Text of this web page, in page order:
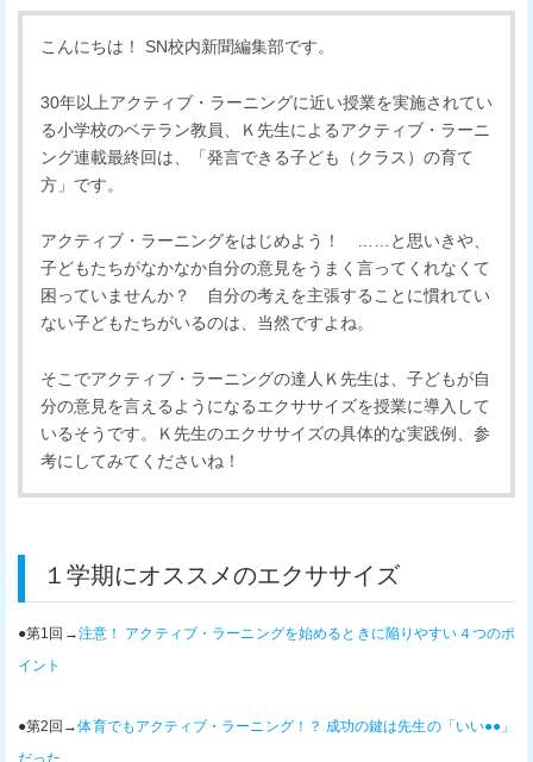
こんにちは！ SN校内新聞編集部です。
30年以上アクティブ・ラーニングに近い授業を実施されてい
る小学校のベテラン教員、Ｋ先生によるアクティブ・ラーニ
ング連載最終回は、「発言できる子ども（クラス）の育て
方」です。
アクティブ・ラーニングをはじめよう！ ……と思いきや、
子どもたちがなかなか自分の意見をうまく言ってくれなくて
困っていませんか？ 自分の考えを主張することに慣れてい
ない子どもたちがいるのは、当然ですよね。
そこでアクティブ・ラーニングの達人Ｋ先生は、子どもが自
分の意見を言えるようになるエクササイズを授業に導入して
いるそうです。Ｋ先生のエクササイズの具体的な実践例、参
考にしてみてくださいね！
１学期にオススメのエクササイズ
●第1回→注意！ アクティブ・ラーニングを始めるときに陥りやすい４つのポ
イント
●第2回→体育でもアクティブ・ラーニング！？ 成功の鍵は先生の「いい●●」
だった